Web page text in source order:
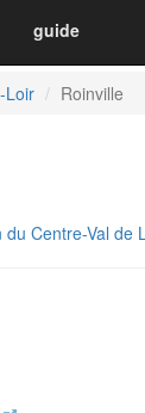
guide
Loir Roinville
du Centre-Val de